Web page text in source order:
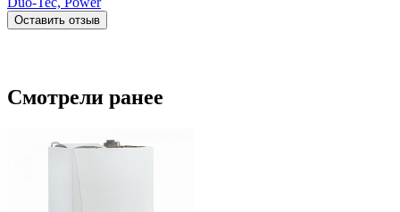
Оставить отзыв
Смотрели ранее